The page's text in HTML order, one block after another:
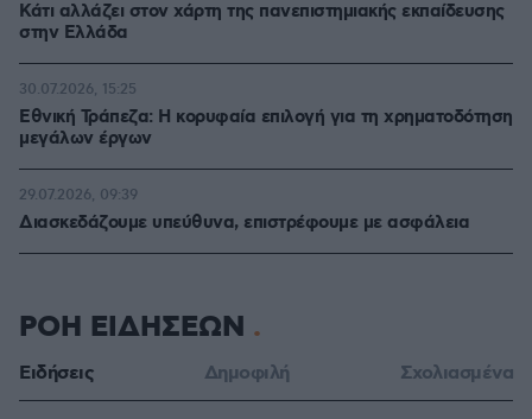
Κάτι αλλάζει στον χάρτη της πανεπιστημιακής εκπαίδευσης
στην Ελλάδα
Εθνική Τράπεζα: Η κορυφαία επιλογή για τη χρηματοδότηση
μεγάλων έργων
30.07.2026, 15:25
Διασκεδάζουμε υπεύθυνα, επιστρέφουμε με ασφάλεια
29.07.2026, 09:39
ΡΟΗ ΕΙΔΗΣΕΩΝ
Ειδήσεις Δημοφιλή Σχολιασμένα